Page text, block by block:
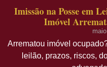
Imissão na Posse em
Imóvel
Arrematou imóvel
leilão, prazos, riscos,